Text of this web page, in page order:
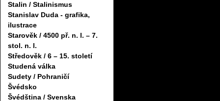
Stalin / Stalinismus
Stanislav Duda - grafika,
ilustrace
Starověk / 4500 př. n. l. – 7.
stol. n. l.
Středověk / 6 – 15. století
Studená válka
Sudety / Pohraničí
Švédsko
Švédština / Svenska